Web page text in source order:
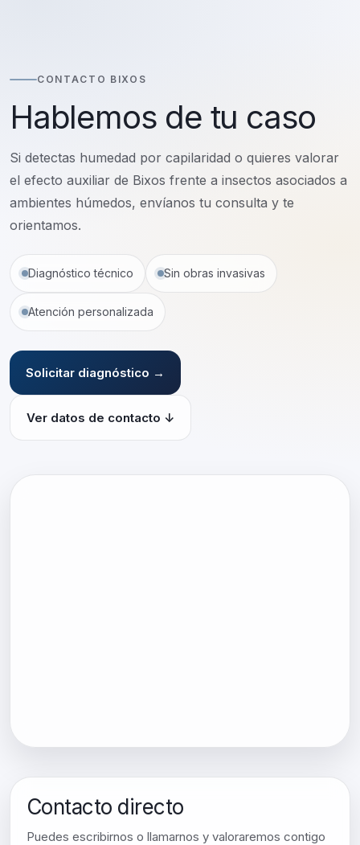
CONTACTO BIXOS
Hablemos de tu caso
Si detectas humedad por capilaridad o quieres valorar
el efecto auxiliar de Bixos frente a insectos asociados a
ambientes húmedos, envíanos tu consulta y te
orientamos.
Diagnóstico técnico Sin obras invasivas
Atención personalizada
Solicitar diagnóstico →
Ver datos de contacto ↓
Contacto directo
Puedes escribirnos o llamarnos y valoraremos contigo